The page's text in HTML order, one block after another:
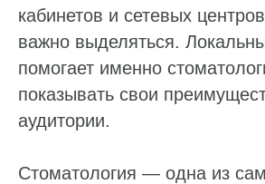
кабинетов и сетевых
важно выделяться.
помогает именно
показывать свои
аудитории.
Стоматология — одна из